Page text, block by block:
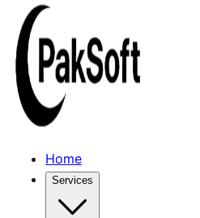
Home
Services